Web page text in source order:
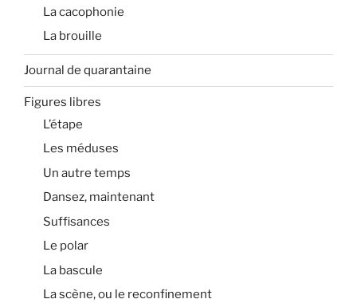
La cacophonie
La brouille
Journal de quarantaine
Figures libres
L’étape
Les méduses
Un autre temps
Dansez, maintenant
Suffisances
Le polar
La bascule
La scène, ou le reconfinement